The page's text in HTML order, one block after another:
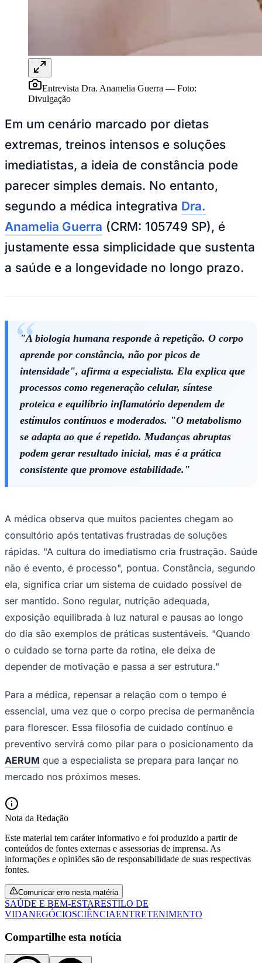
Competições de Futebol
Brasileirão Série A
Brasileirão Série B
Paulistão
Libertadores
Sul-Americana
Copa América
Champions League
Premier League
La Liga
Bundesliga
Mundial 2026
Times - Ir direto
Corinthians
Entrevista Dra. Anamelia Guerra — Foto:
Divulgação
Em um cenário marcado por dietas
extremas, treinos intensos e soluções
imediatistas, a ideia de constância pode
parecer simples demais. No entanto,
segundo a médica integrativa Dra.
Anamelia Guerra (CRM: 105749 SP), é
justamente essa simplicidade que sustenta
a saúde e a longevidade no longo prazo.
"A biologia humana responde à repetição. O corpo
aprende por constância, não por picos de
intensidade", afirma a especialista. Ela explica que
processos como regeneração celular, síntese
proteica e equilíbrio inflamatório dependem de
estímulos contínuos e moderados. "O metabolismo
se adapta ao que é repetido. Mudanças abruptas
podem gerar resultado inicial, mas é a prática
consistente que promove estabilidade."
A médica observa que muitos pacientes chegam ao
consultório após tentativas frustradas de soluções
rápidas. "A cultura do imediatismo cria frustração. Saúde
não é evento, é processo", pontua. Constância, segundo
ela, significa criar um sistema de cuidado possível de
ser mantido. Sono regular, nutrição adequada,
exposição equilibrada à luz natural e pausas ao longo
do dia são exemplos de práticas sustentáveis. "Quando
o cuidado se torna parte da rotina, ele deixa de
depender de motivação e passa a ser estrutura."
Para a médica, repensar a relação com o tempo é
essencial, uma vez que o corpo precisa de permanência
para florescer. Essa filosofia de cuidado contínuo e
preventivo servirá como pilar para o posicionamento da
AERUM que a especialista se prepara para lançar no
mercado nos próximos meses.
Nota da Redação
Este material tem caráter informativo e foi produzido a partir de
conteúdos de fontes externas e assessorias de imprensa. As
informações e opiniões são de responsabilidade de suas respectivas
fontes.
Comunicar erro nesta matéria
SAÚDE E BEM-ESTARESTILO DE
VIDANEGÓCIOSCIÊNCIAENTRETENIMENTO
Compartilhe esta notícia